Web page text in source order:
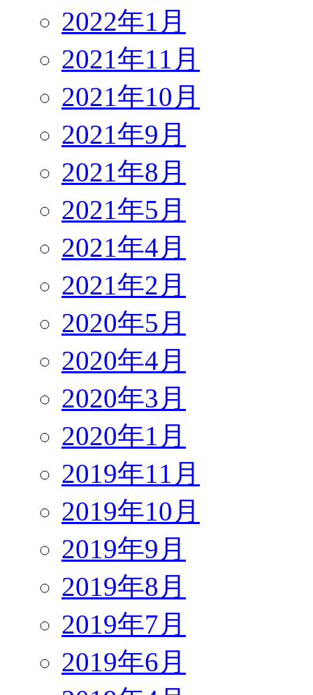
2022年1月
2021年11月
2021年10月
2021年9月
2021年8月
2021年5月
2021年4月
2021年2月
2020年5月
2020年4月
2020年3月
2020年1月
2019年11月
2019年10月
2019年9月
2019年8月
2019年7月
2019年6月